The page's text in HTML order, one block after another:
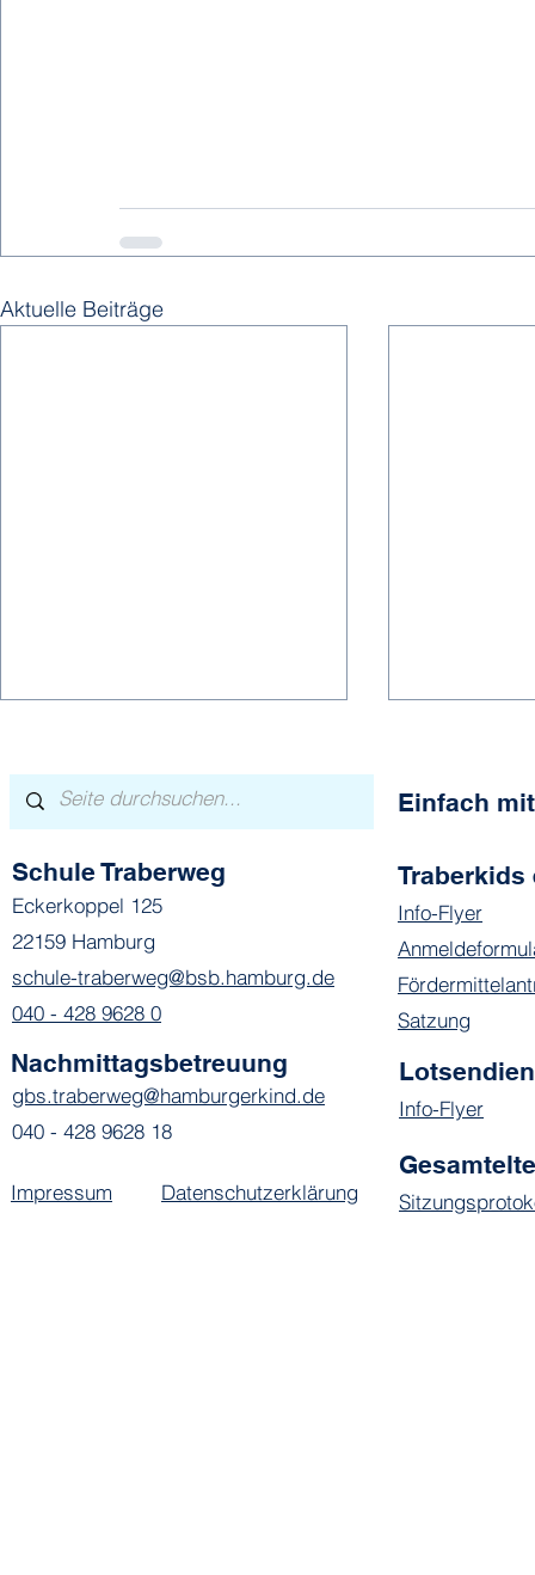
Aktuelle Beiträge
Hier spielt die Musik
Nachmittag
Schule Traberweg
Eckerkoppel 125
22159 Hamburg
schule-traberweg@bsb.hamburg.de
040 - 428 9628 0
Nachmittagsbetreuung
gbs.traberweg@hamburgerkind.de
040 - 428 9628 18
Impressum Datenschutzerklärung
Einfach
Traberkids
Info-Flyer
Satzung
Info-Flyer